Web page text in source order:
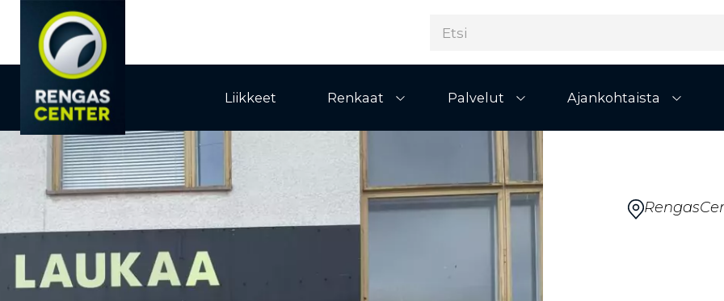
Liikkeet Renkaat
Avaa alivalikko
Palvelut
Avaa alivalikko
Ajankohtaista